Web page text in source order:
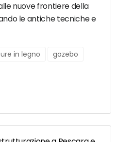
nuove frontiere della
le antiche tecniche e
in legno
gazebo